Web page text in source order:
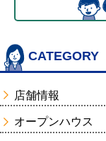
CATEGORY
店舗情報
オープンハウス